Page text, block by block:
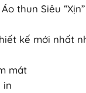
thun Siêu
kế mới nhất
mát
in